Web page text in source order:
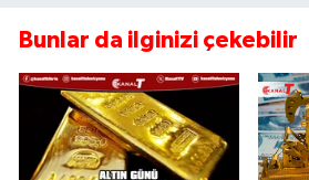
Bunlar da ilginizi çekebilir